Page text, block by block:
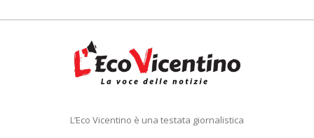
L’Eco Vicentino è una testata giornalistica